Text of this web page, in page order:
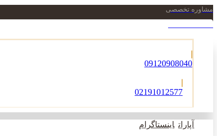
مشاوره تخصصی
09120908040
02191012577
آپارات اینستاگرام